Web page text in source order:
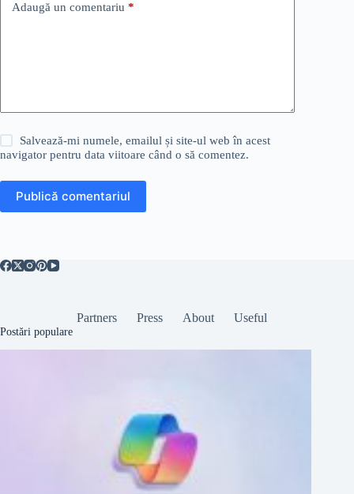
Adaugă un comentariu *
Salvează-mi numele, emailul și site-ul web în acest
navigator pentru data viitoare când o să comentez.
Publică comentariul
Partners Press About Useful
Postări populare